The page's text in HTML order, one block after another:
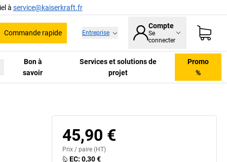
à service@kaiserkraft.fr
Commande rapide Entreprise
Compte
Se
connecter
Bon à
savoir
Services et solutions de
projet
Promo
%
45,90 €
Prix / paire (HT)
EC: 0,30 €